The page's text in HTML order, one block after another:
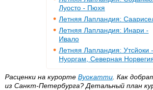
Луосто - Пюхя
Летняя Лапландия:
Летняя Лапландия: Инари -
Ивало
Летняя Лапландия: Утсйоки -
Нуоргам, Северная
Расценки на курорте Вуокатти . Как
из Санкт-Петербурга? Детальный план